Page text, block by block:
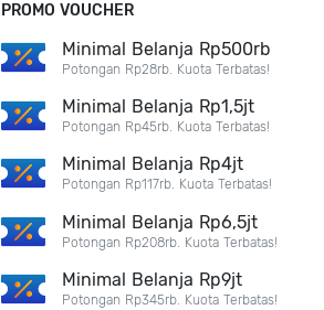
PROMO VOUCHER
Minimal Belanja Rp500rb
Potongan Rp28rb. Kuota Terbatas!
Minimal Belanja Rp1,5jt
Potongan Rp45rb. Kuota Terbatas!
Minimal Belanja Rp4jt
Potongan Rp117rb. Kuota Terbatas!
Minimal Belanja Rp6,5jt
Potongan Rp208rb. Kuota Terbatas!
Minimal Belanja Rp9jt
Potongan Rp345rb. Kuota Terbatas!